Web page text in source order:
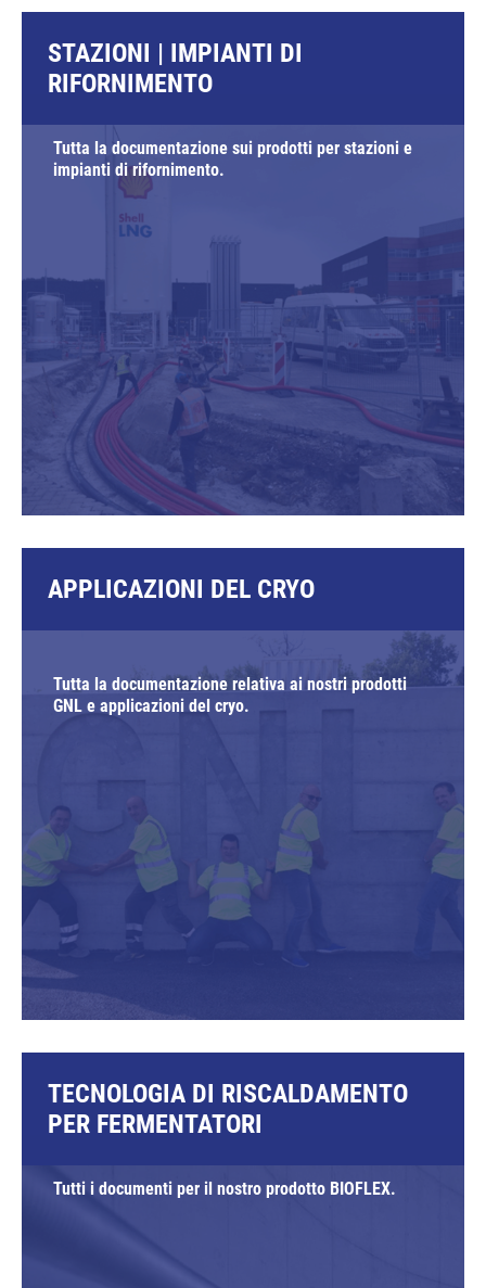
STAZIONI | IMPIANTI DI
RIFORNIMENTO
Tutta la documentazione sui prodotti per stazioni e
impianti di rifornimento.
APPLICAZIONI DEL CRYO
Tutta la documentazione relativa ai nostri prodotti
GNL e applicazioni del cryo.
TECNOLOGIA DI RISCALDAMENTO
PER FERMENTATORI
Tutti i documenti per il nostro prodotto BIOFLEX.